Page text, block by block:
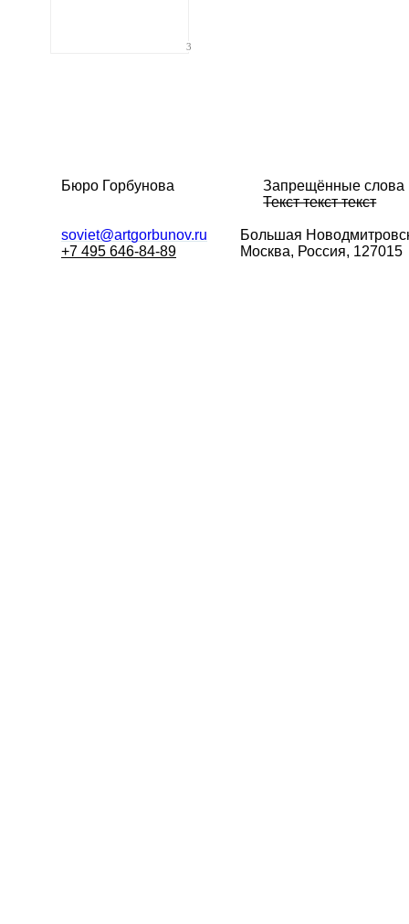
3
Бюро Горбунова
Запрещённые слова
Текст текст текст
soviet@artgorbunov.ru
+7 495 646-84-89
Большая
Москва, Россия, 127015